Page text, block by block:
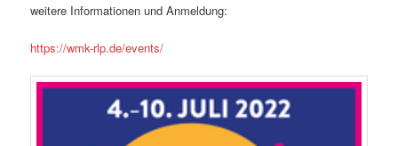
weitere Informationen und Anmeldung:
https://wmk-rlp.de/events/